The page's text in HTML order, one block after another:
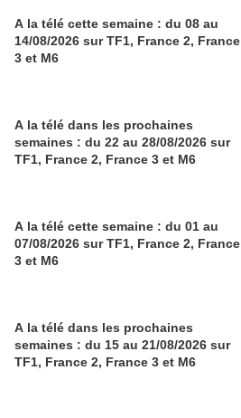
A la télé cette semaine : du 08 au
14/08/2026 sur TF1, France 2, France
3 et M6
A la télé dans les prochaines
semaines : du 22 au 28/08/2026 sur
TF1, France 2, France 3 et M6
A la télé cette semaine : du 01 au
07/08/2026 sur TF1, France 2, France
3 et M6
A la télé dans les prochaines
semaines : du 15 au 21/08/2026 sur
TF1, France 2, France 3 et M6